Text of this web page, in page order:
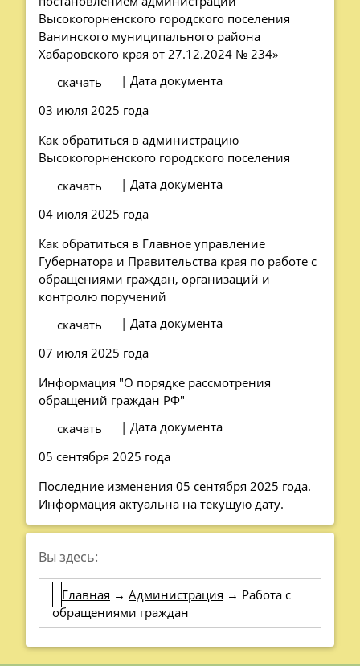
Высокогорненского городского поселения
Ванинского муниципального района
Хабаровского края от 27.12.2024 № 234»
скачать
| Дата документа
03 июля 2025 года
Как обратиться в администрацию
Высокогорненского городского поселения
скачать
| Дата документа
04 июля 2025 года
Как обратиться в Главное управление
Губернатора и Правительства края по работе с
обращениями граждан, организаций и
контролю поручений
скачать
| Дата документа
07 июля 2025 года
Информация "О порядке рассмотрения
обращений граждан РФ"
скачать
| Дата документа
05 сентября 2025 года
Последние изменения 05 сентября 2025 года.
Информация актуальна на текущую дату.
Вы здесь:
Главная → Администрация → Работа с
обращениями граждан